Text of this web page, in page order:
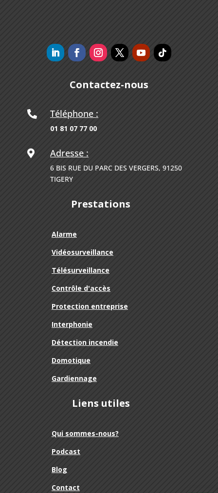
Contactez-nous
 Téléphone :
01 81 07 77 00
 Adresse :
6 BIS RUE DU PARC DES VERGERS, 91250
TIGERY
Prestations
Alarme
Vidéosurveillance
Télésurveillance
Contrôle d'accès
Protection entreprise
Interphonie
Détection incendie
Domotique
Gardiennage
Liens utiles
Qui sommes-nous?
Podcast
Blog
Contact